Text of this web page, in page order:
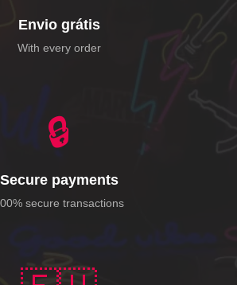
Envio grátis
With every order
🔒
Secure payments
secure transactions